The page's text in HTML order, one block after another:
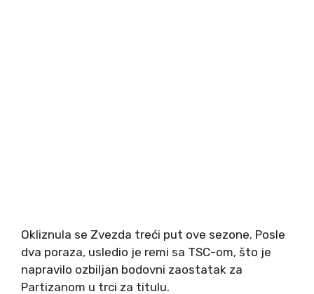
Okliznula se Zvezda treći put ove sezone. Posle
dva poraza, usledio je remi sa TSC-om, što je
napravilo ozbiljan bodovni zaostatak za
Partizanom u trci za titulu.